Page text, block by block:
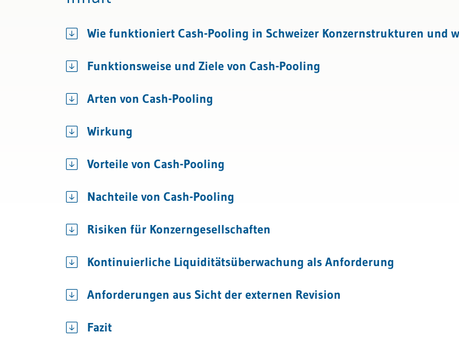
Bau & ImmobilienRechnungslegung und Berichterstattung
Rechnungswesen
Steuern
Wie funktioniert Cash-Pooling in Schweizer Konzernstrukturen und
Funktionsweise und Ziele von Cash-Pooling
Arten von Cash-Pooling
Wirkung
Vorteile von Cash-Pooling
Nachteile von Cash-Pooling
Risiken für Konzerngesellschaften
Kontinuierliche Liquiditätsüberwachung als Anforderung
Anforderungen aus Sicht der externen Revision
Fazit